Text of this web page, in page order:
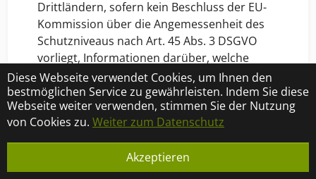
Diese Webseite verwendet Cookies, um Ihnen den
bestmöglichen Service zu gewährleisten. Indem Sie diese
Webseite weiter verwenden, stimmen Sie der Nutzung
von Cookies zu. Weiter zum Datenschutz
Akzeptieren
Drittländern, sofern kein Beschluss der EU-
Kommission über die Angemessenheit des
Schutzniveaus nach Art. 45 Abs. 3 DSGVO
vorliegt, Informationen darüber, welche
geeigneten Garantien gem. Art. 46 Abs. 2 DSGVO
zum Schutze der personenbezogenen Daten
vorgesehen sind.
Sofern Sie feststellen, dass uns unrichtige
personenbezogene Daten von Ihnen vorliegen,